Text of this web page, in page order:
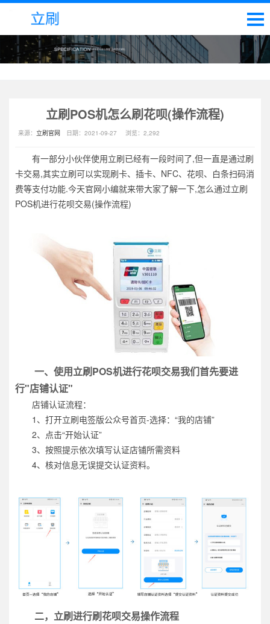
立刷POS机怎么刷花呗(操作流程)
来源： 立刷官网 日期： 2021-09-27 浏览： 2,292
有一部分小伙伴使用立刷已经有一段时间了,但一直是通过刷
卡交易,其实立刷可以实现刷卡、插卡、NFC、花呗、白条扫码消
费等支付功能.今天官网小编就来带大家了解一下,怎么通过立刷
POS机进行花呗交易(操作流程)
一、使用立刷POS机进行花呗交易我们首先要进
行"店铺认证"
店铺认证流程：
1、打开立刷电签版公众号首页-选择：“我的店铺”
2、点击“开始认证”
3、按照提示依次填写认证店铺所需资料
4、核对信息无误提交认证资料。
二，立刷进行刷花呗交易操作流程